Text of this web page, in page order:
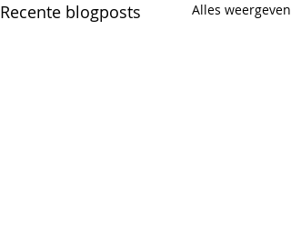
Recente blogposts Alles weergeven